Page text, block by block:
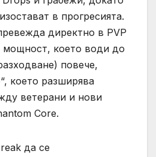
в прогресията.
директно в PVP
мощност, което води до
повече,
което разширява
ветерани и нови
Core.
да се